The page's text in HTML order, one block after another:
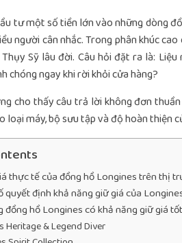
tư một số tiền lớn vào những dòng
người cân nhắc. Trong phân khúc
Sỹ lâu đời. Câu hỏi đặt ra là:
chóng ngay khi rời khỏi cửa hàng?
cho thấy câu trả lời không đơn thuần
máy, bộ sưu tập và độ hoàn thiện
thực tế của đồng hồ Longines trên thị
quyết định khả năng giữ giá của
đồng hồ Longines có khả năng giữ giá
Heritage & Legend Diver